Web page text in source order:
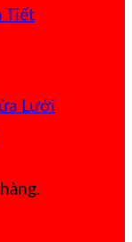
Tiết
Lưới